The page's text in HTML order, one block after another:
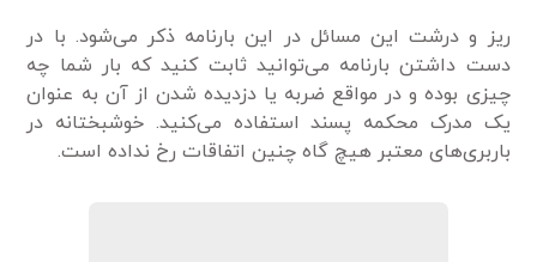
ریز و درشت این مسائل در این بارنامه ذکر می‌شود. با در
دست داشتن بارنامه می‌توانید ثابت کنید که بار شما چه
چیزی بوده و در مواقع ضربه یا دزدیده شدن از آن به عنوان
یک مدرک محکمه پسند استفاده می‌کنید. خوشبختانه در
باربری‌های معتبر هیچ گاه چنین اتفاقات رخ نداده است.